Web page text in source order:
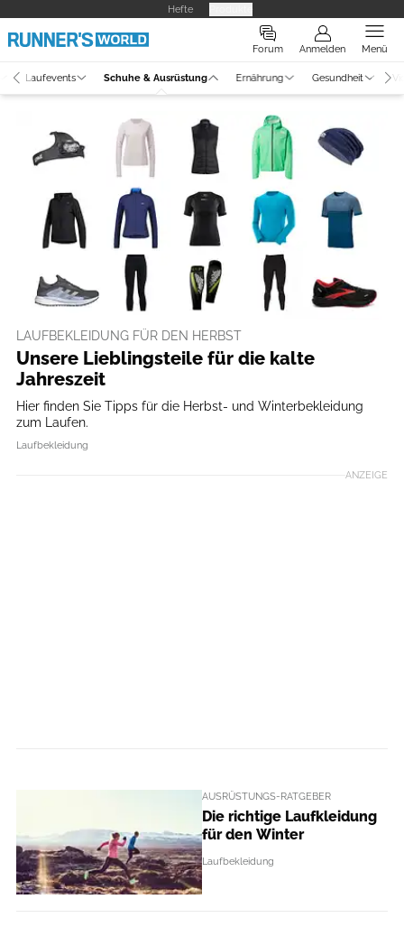
Hefte
Forum Anmelden Menü
Laufevents Schuhe & Ausrüstung Ernährung Gesundheit
LAUFBEKLEIDUNG FÜR DEN HERBST
Unsere Lieblingsteile für die kalte
Jahreszeit
Hier finden Sie Tipps für die Herbst- und Winterbekleidung
zum Laufen.
Laufbekleidung
ANZEIGE
AUSRÜSTUNGS-RATGEBER
Die richtige Laufkleidung
für den Winter
Laufbekleidung